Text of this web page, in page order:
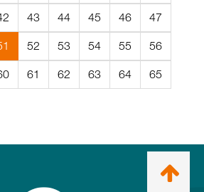
43 44 45 46 47
(Aktuell
sida)
52 53 54 55 56
61 62 63 64 65
mig